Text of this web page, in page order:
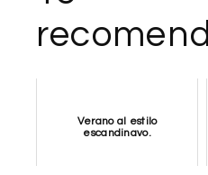
Verano al estilo
escandinavo.